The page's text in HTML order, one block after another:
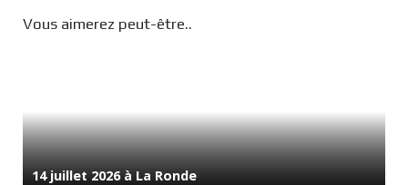
Vous aimerez peut-être..
14 juillet 2026 à La Ronde